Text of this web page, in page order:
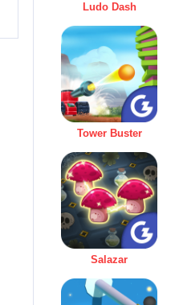
Ludo Dash
Tower Buster
Salazar